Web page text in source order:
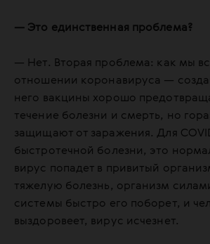
— Это единственная проблема?
— Нет. Вторая проблема: как мы
отношении коронавируса —
него вакцины хорошо
течение болезни и смерть, но
защищают от заражения. Для
быстротечной болезни, это
вирус попадет в привитый
тяжелую болезнь, организм
системы быстро его поборет, и
выздоровеет, вирус исчезнет.